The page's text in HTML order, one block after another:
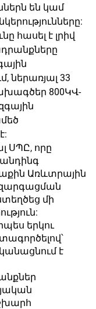
են կամ
հասել է լրիվ
33
800ԿՎ-
ՍՊԸ, որը
Առևտրային
մի
երկու
է